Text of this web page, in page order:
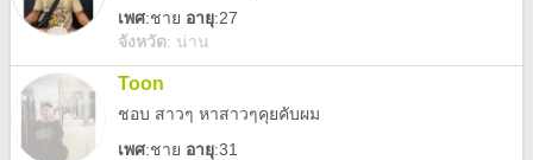
เพศ:ชาย อายุ:27
จังหวัด: น่าน
Toon
ชอบ สาวๆ หาสาวๆคุยคับผม
เพศ:ชาย อายุ:31